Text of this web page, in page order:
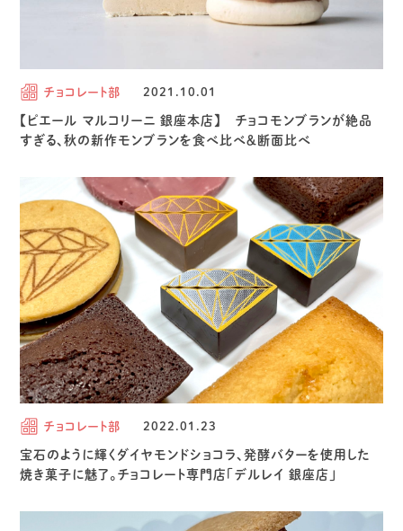
チョコレート部 2021.10.01
【ピエール マルコリーニ 銀座本店】 チョコモンブランが絶品
すぎる、秋の新作モンブランを食べ比べ＆断面比べ
チョコレート部 2022.01.23
宝石のように輝くダイヤモンドショコラ、発酵バターを使用した
焼き菓子に魅了。チョコレート専門店「デルレイ 銀座店」